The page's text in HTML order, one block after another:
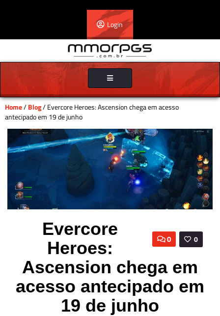
Login
Toggle
navigation
Home/Blog/ Evercore Heroes: Ascension chega em acesso
antecipado em 19 de junho
0
0
Evercore
Heroes:
Ascension chega em
acesso antecipado em
19 de junho